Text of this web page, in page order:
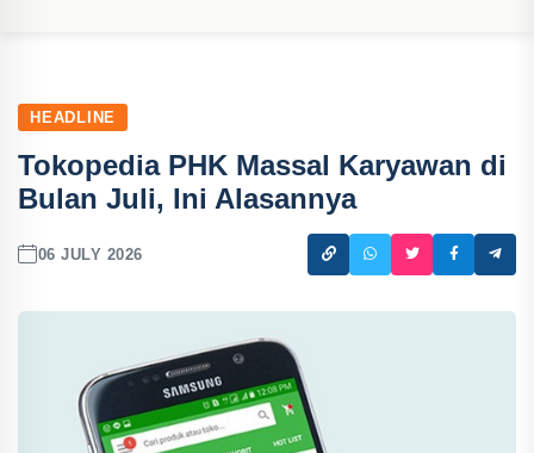
HEADLINE
Tokopedia PHK Massal Karyawan di
Bulan Juli, Ini Alasannya
06 JULY 2026